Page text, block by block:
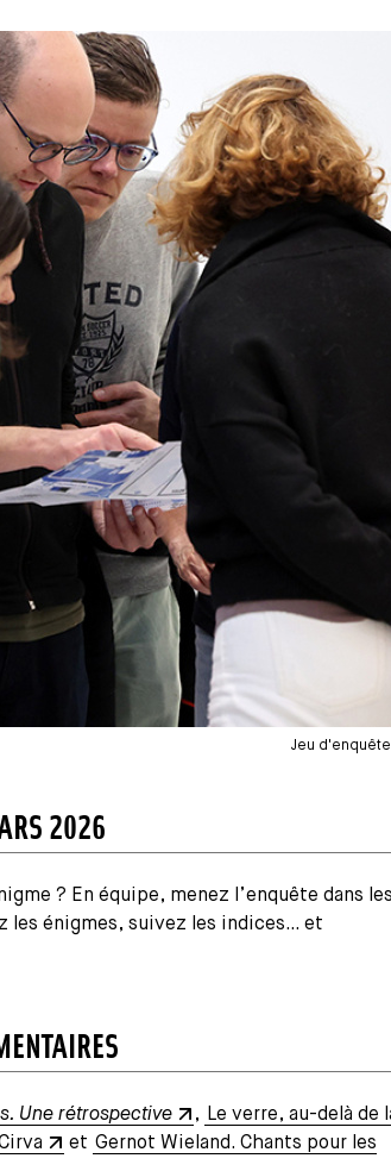
Jeu d'enquête
2026
? En équipe, menez l’enquête dans les
les énigmes, suivez les indices… et
Une rétrospective , Le verre, au-delà de
et Gernot Wieland. Chants pour les